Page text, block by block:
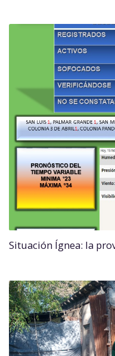
Situación Ígnea: la